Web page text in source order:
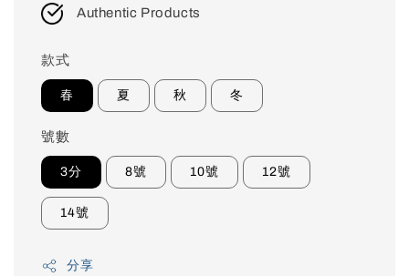
Authentic Products
款式
春 夏 秋 冬
號數
3分 8號 10號 12號
14號
分享